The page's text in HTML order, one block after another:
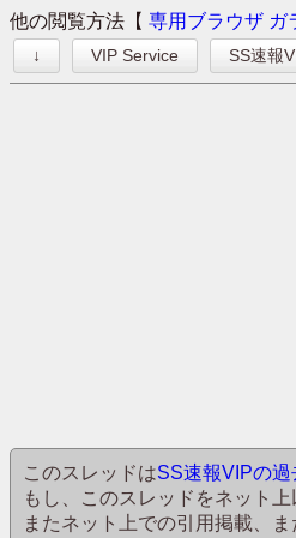
他の閲覧方法【 専用ブラウザ ガ
↓ VIP Service SS速報
このスレッドはSS速報VIPの
もし、このスレッドをネット
またネット上での引用掲載、